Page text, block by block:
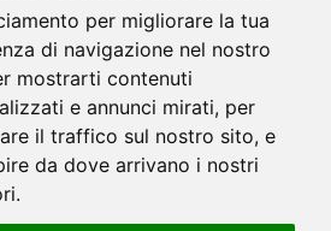
per migliorare la tua
di navigazione nel nostro
mostrarti contenuti
e annunci mirati, per
il traffico sul nostro sito, e
da dove arrivano i nostri